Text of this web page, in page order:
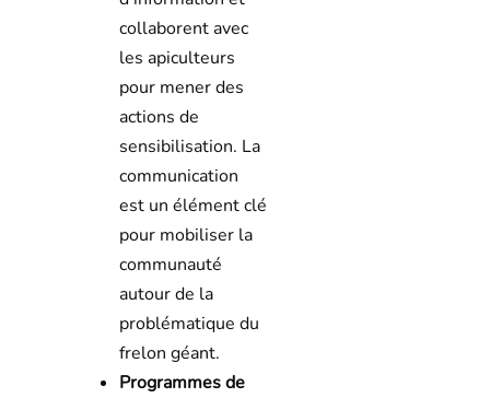
collaborent avec
les apiculteurs
pour mener des
actions de
sensibilisation. La
communication
est un élément clé
pour mobiliser la
communauté
autour de la
problématique du
frelon géant.
Programmes de